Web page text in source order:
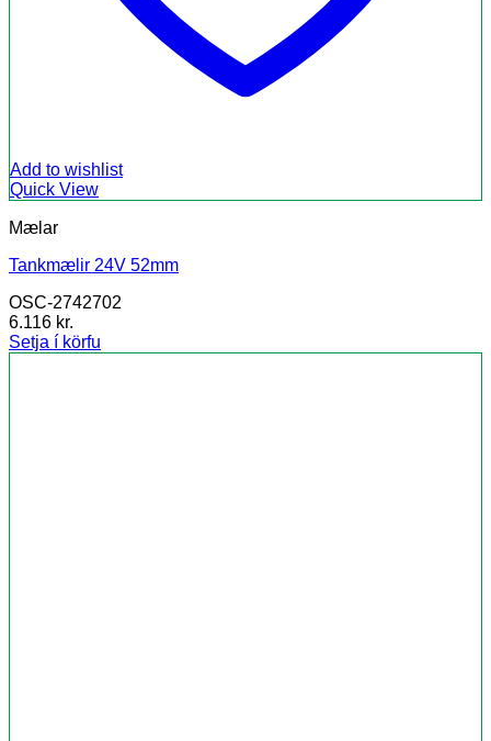
Add to wishlist
Quick View
Mælar
Tankmælir 24V 52mm
OSC-2742702
6.116 kr.
Setja í körfu